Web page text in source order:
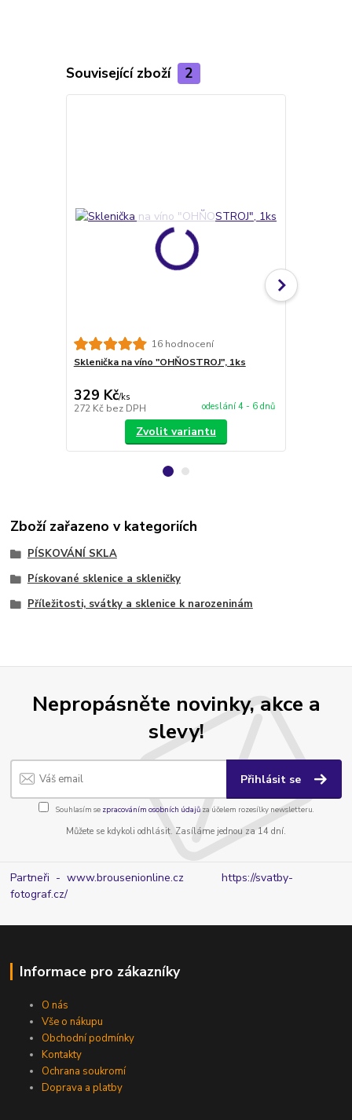
Související zboží 2
16 hodnocení
Sklenička na víno "OHŇOSTROJ", 1ks
329 Kč/ks
272 Kč bez DPH odeslání 4 - 6 dnů
Zvolit variantu
Zboží zařazeno v kategoriích
PÍSKOVÁNÍ SKLA
Pískované sklenice a skleničky
Příležitosti, svátky a sklenice k narozeninám
Nepropásněte novinky, akce a
slevy!
Přihlásit se
Souhlasím se zpracováním osobních údajůza účelem rozesílky newsletteru.
Můžete se kdykoli odhlásit. Zasíláme jednou za 14 dní.
Partneři - www.brousenionline.czhttps://svatby-
fotograf.cz/
Informace pro zákazníky
O nás
Vše o nákupu
Obchodní podmínky
Kontakty
Ochrana soukromí
Doprava a platby